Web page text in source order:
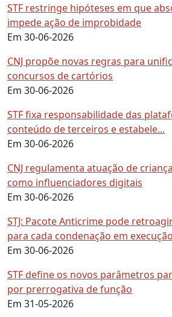
STF restringe hipóteses em que
impede ação de improbidade
Em 30-06-2026
CNJ propõe novas regras para
concursos de cartórios
Em 30-06-2026
STF fixa responsabilidade das
conteúdo de terceiros e estabele...
Em 30-06-2026
CNJ regulamenta atuação de
como influenciadores digitais
Em 30-06-2026
STJ: Pacote Anticrime pode
para cada condenação em
Em 30-06-2026
STF define os novos parâmetros
por prerrogativa de função
Em 31-05-2026